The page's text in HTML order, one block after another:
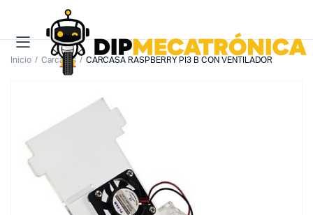
Inicio Carcasas CARCASA RASPBERRY PI3 B CON VENTILADOR